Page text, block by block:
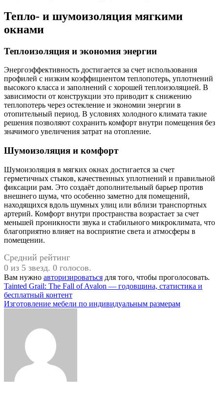
Тепло- и шумоизоляция мягкими
окнами
Теплоизоляция и экономия энергии
Энергоэффективность достигается за счет использования
профилей с низким коэффициентом теплопотерь, уплотнений
высокого класса и заполнений с хорошей теплоизоляцией. В
зависимости от конструкции это приводит к снижению
теплопотерь через остекление и экономии энергии в
отопительный период. В условиях холодного климата такие
решения позволяют сохранить комфорт внутри помещения без
значимого увеличения затрат на отопление.
Шумоизоляция и комфорт
Шумоизоляция в мягких окнах достигается за счет
герметичных стыков, качественных уплотнений и правильной
фиксации рам. Это создаёт дополнительный барьер против
внешнего шума, что особенно заметно для помещений,
находящихся вдоль шумных улиц или вблизи транспортных
артерий. Комфорт внутри пространства возрастает за счет
меньшей проникности звука и стабильного микроклимата, что
благоприятно влияет на восприятие света и атмосферы в
помещении.
Средний рейтинг
0 из 5 звезд. 0 голосов.
Вам нужно авторизироваться для того, чтобы проголосовать.
Навигация
по
Tainted Grail: The Fall of Avalon — годовщина, статистика и
бесплатный контент
Изготовление мебели по индивидуальным размерам